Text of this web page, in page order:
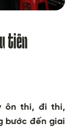
tiên
ôn thi, đi thi,
bước đến giai